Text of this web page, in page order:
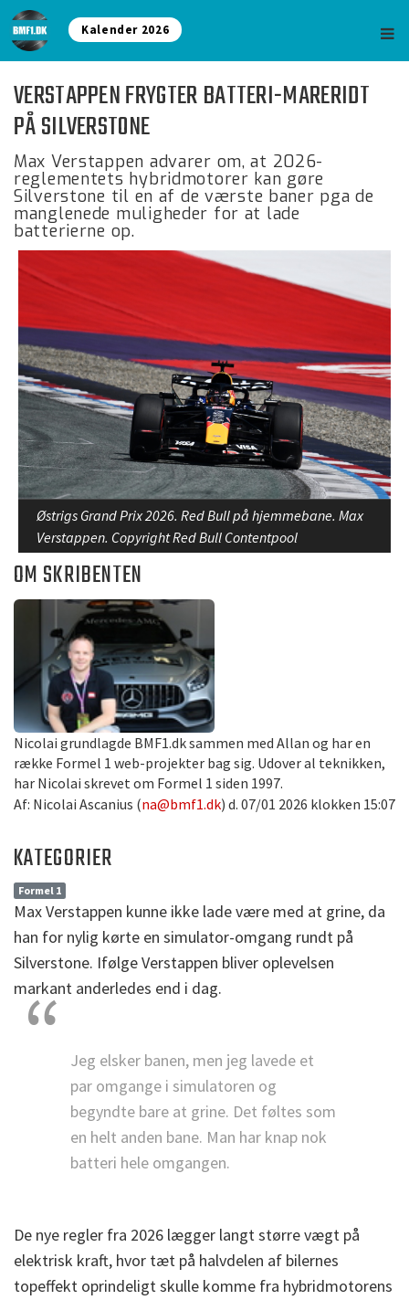
Kalender 2026
VERSTAPPEN FRYGTER BATTERI-MARERIDT
PÅ SILVERSTONE
Max Verstappen advarer om, at 2026-
reglementets hybridmotorer kan gøre
Silverstone til en af de værste baner pga de
manglenede muligheder for at lade
batterierne op.
Østrigs Grand Prix 2026. Red Bull på hjemmebane. Max
Verstappen. Copyright Red Bull Contentpool
OM SKRIBENTEN
Nicolai grundlagde BMF1.dk sammen med Allan og har en
række Formel 1 web-projekter bag sig. Udover al teknikken,
har Nicolai skrevet om Formel 1 siden 1997.
Af: Nicolai Ascanius (na@bmf1.dk) d. 07/01 2026 klokken 15:07
KATEGORIER
Formel 1
Max Verstappen kunne ikke lade være med at grine, da
han for nylig kørte en simulator-omgang rundt på
Silverstone. Ifølge Verstappen bliver oplevelsen
markant anderledes end i dag.
Jeg elsker banen, men jeg lavede et
par omgange i simulatoren og
begyndte bare at grine. Det føltes som
en helt anden bane. Man har knap nok
batteri hele omgangen.
De nye regler fra 2026 lægger langt større vægt på
elektrisk kraft, hvor tæt på halvdelen af bilernes
topeffekt oprindeligt skulle komme fra hybridmotorens